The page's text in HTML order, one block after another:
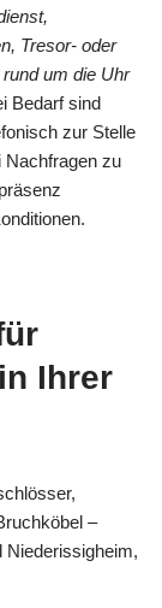
Tresor- oder
um die Uhr
Bedarf sind
zur Stelle
Nachfragen zu
Ihrer
–
Niederissigheim,